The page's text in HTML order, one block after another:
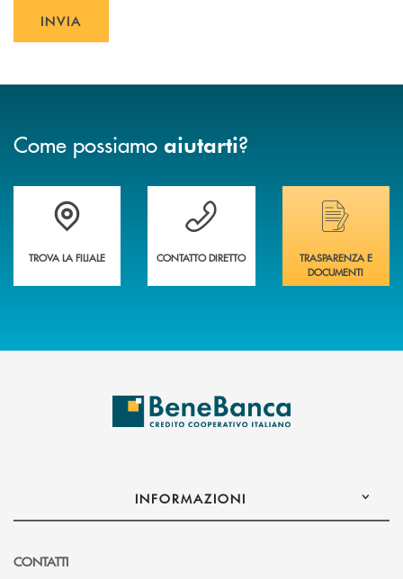
INVIA
Come possiamo aiutarti?
Trova la filiale più vicina a te&nbsp;
TROVA LA FILIALE
Hai bisogno di assistenza immediata?
CONTATTO DIRETTO
Hai bisogno di
TRASPARENZA E
DOCUMENTI
INFORMAZIONI
CONTATTI